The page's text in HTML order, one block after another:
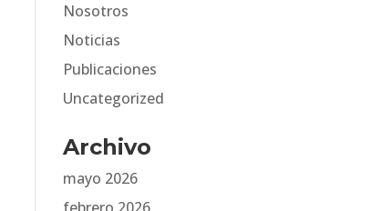
Nosotros
Noticias
Publicaciones
Uncategorized
Archivo
mayo 2026